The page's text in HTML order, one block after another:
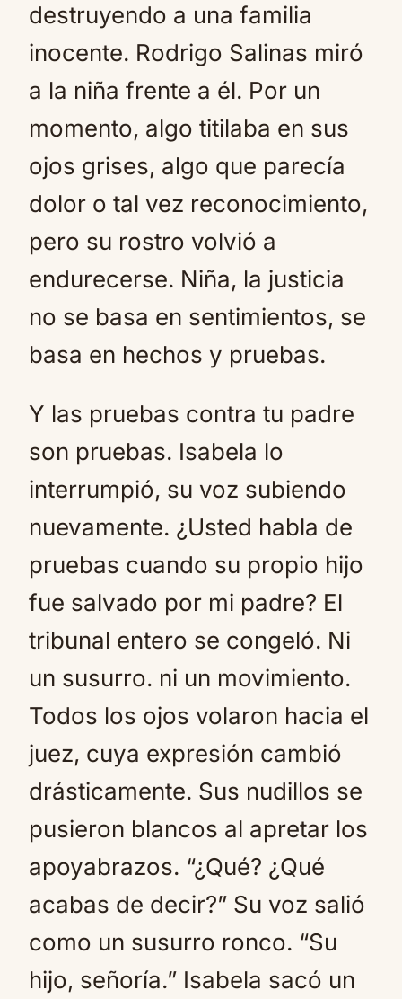
destruyendo a una familia
inocente. Rodrigo Salinas miró
a la niña frente a él. Por un
momento, algo titilaba en sus
ojos grises, algo que parecía
dolor o tal vez reconocimiento,
pero su rostro volvió a
endurecerse. Niña, la justicia
no se basa en sentimientos, se
basa en hechos y pruebas.
Y las pruebas contra tu padre
son pruebas. Isabela lo
interrumpió, su voz subiendo
nuevamente. ¿Usted habla de
pruebas cuando su propio hijo
fue salvado por mi padre? El
tribunal entero se congeló. Ni
un susurro. ni un movimiento.
Todos los ojos volaron hacia el
juez, cuya expresión cambió
drásticamente. Sus nudillos se
pusieron blancos al apretar los
apoyabrazos. “¿Qué? ¿Qué
acabas de decir?” Su voz salió
como un susurro ronco. “Su
hijo, señoría.” Isabela sacó un